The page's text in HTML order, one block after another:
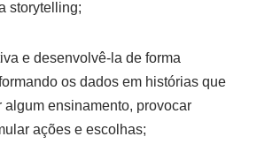
storytelling;
e desenvolvê-la de forma
os dados em histórias que
algum ensinamento, provocar
ações e escolhas;